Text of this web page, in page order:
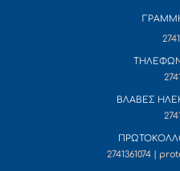
ΒΛΑΒΕΣ
2741361074 |